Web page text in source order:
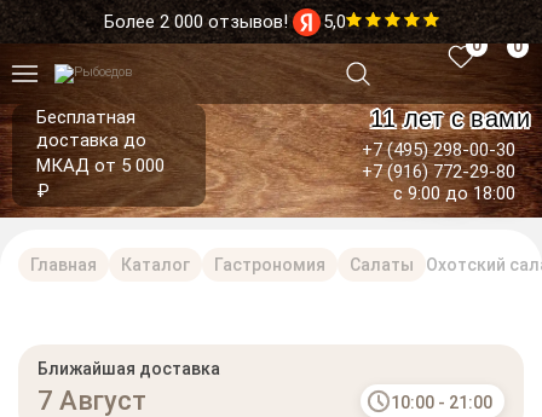
Более 2 000 отзывов! 5,0
Бесплатная
доставка до
МКАД от 5 000
₽
11 лет с вами
+7 (495) 298-00-30
+7 (916) 772-29-80
с 9:00 до 18:00
0 0
Главная Каталог Гастрономия Салаты Охотский
Ближайшая доставка
7 Август 10:00 - 21:00